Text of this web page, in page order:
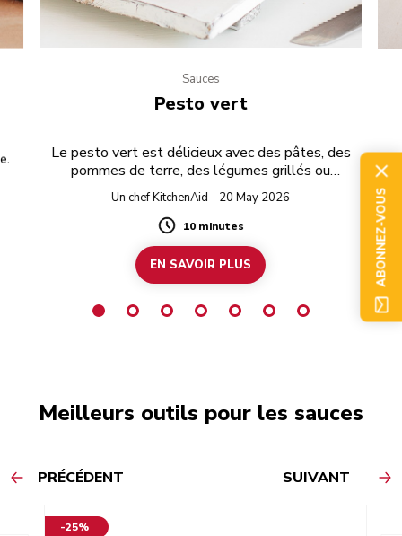
Sauces
Pesto vert
Le pesto vert est délicieux avec des pâtes, des
pommes de terre, des légumes grillés ou
simplement tartiné sur du pain grillé.
Un chef KitchenAid - 20 May 2026
Duration
10 minutes
EN SAVOIR PLUS
Meilleurs outils pour les sauces
PRÉCÉDENT SUIVANT
-25%
ABONNEZ-VOUS